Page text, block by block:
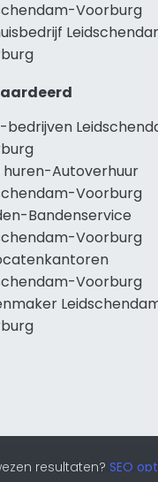
Voorburg
bedrijven
huren-Autoverhuur
Voorburg
Bandenservice
Voorburg
Voorburg
resultaten? SEO